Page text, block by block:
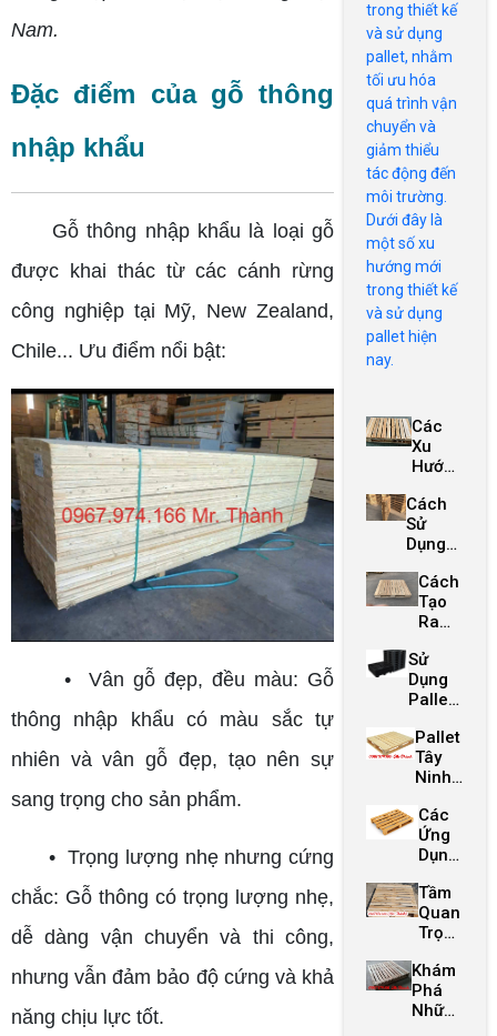
Nam.
Đặc điểm của gỗ thông
nhập khẩu
Gỗ thông nhập khẩu là loại gỗ
được khai thác từ các cánh rừng
công nghiệp tại Mỹ, New Zealand,
Chile... Ưu điểm nổi bật:
• Vân gỗ đẹp, đều màu: Gỗ
thông nhập khẩu có màu sắc tự
nhiên và vân gỗ đẹp, tạo nên sự
sang trọng cho sản phẩm.
• Trọng lượng nhẹ nhưng cứng
chắc: Gỗ thông có trọng lượng nhẹ,
dễ dàng vận chuyển và thi công,
nhưng vẫn đảm bảo độ cứng và khả
năng chịu lực tốt.
trong thiết kế
và sử dụng
pallet, nhằm
tối ưu hóa
quá trình vận
chuyển và
giảm thiểu
tác động đến
môi trường.
Dưới đây là
một số xu
hướng mới
trong thiết kế
và sử dụng
pallet hiện
nay.
Các
Xu
Hướng
Trong
Thiết
Kế Và
Dụng
Pallet
Hiện
Cách
Sử
Dụng
Để
Tăng
Hiệu
Vận
Chuyển
Và
Chi Phí
Cách
Tạo
Ra
Nội
Thất
Độc
Từ
Các
Pallet
Chế
Sử
Dụng
Pallet
Pháp
Bảo Vệ
Môi
Pallet
Tây
Ninh
Rẻ -
Chất
Lượng
Các
Ứng
Dụng
Tiến
Của
Pallet
Chuỗi
Cung
Ứng
Tầm
Quan
Trọng
Pallet
Trảng
Bàng
Khám
Phá
Những